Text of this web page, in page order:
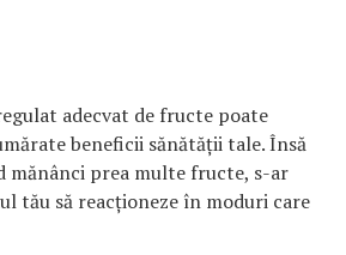
adecvat de fructe poate
beneficii sănătății tale. Însă
mănânci prea multe fructe, s-ar
tău să reacționeze în moduri care